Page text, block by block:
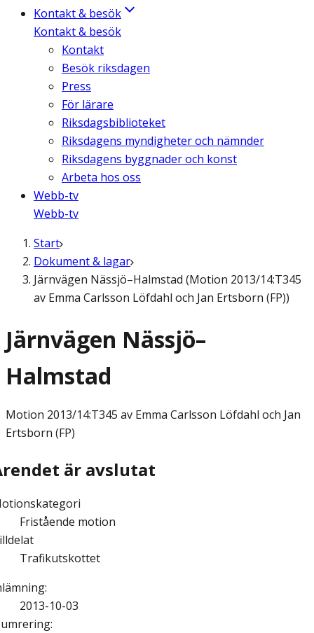
Kontakt & besök
Kontakt & besök
Kontakt
Besök riksdagen
Press
För lärare
Riksdagsbiblioteket
Riksdagens myndigheter och nämnder
Riksdagens byggnader och konst
Arbeta hos oss
Webb-tv
Webb-tv
Start
Dokument & lagar
Järnvägen Nässjö–Halmstad (Motion 2013/14:T345
av Emma Carlsson Löfdahl och Jan Ertsborn (FP))
Järnvägen Nässjö–
Halmstad
Motion 2013/14:T345 av Emma Carlsson Löfdahl och Jan
Ertsborn (FP)
är avslutat
Fristående motion
Trafikutskottet
:
2013-10-03
: